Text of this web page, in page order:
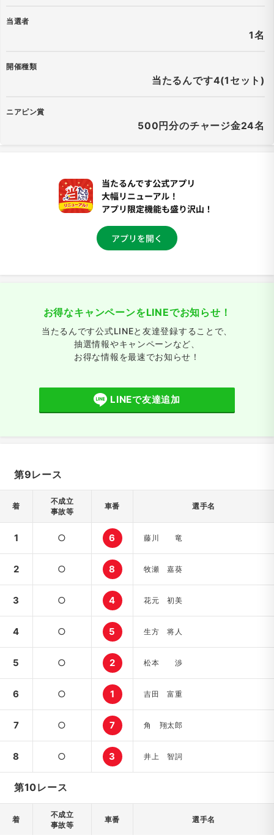
当選者
1名
開催種類
当たるんです4(1セット)
ニアピン賞
500円分のチャージ金24名
お得なキャンペーンをLINEでお知らせ！
当たるんです公式LINEと友達登録することで、
抽選情報やキャンペーンなど、
お得な情報を最速でお知らせ！
LINEで友達追加
第9レース
着
不成立
事故等
車番 選手名
1 ○ 6 藤川 竜
2 ○ 8 牧瀬 嘉葵
3 ○ 4 花元 初美
4 ○ 5 生方 将人
5 ○ 2 松本 渉
6 ○ 1 吉田 富重
7 ○ 7 角 翔太郎
8 ○ 3 井上 智詞
第10レース
着
不成立
事故等
車番 選手名